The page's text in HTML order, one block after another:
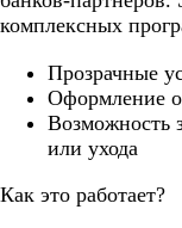
комплексных
Прозрачные
Оформление
Возможность
или ухода
Как это работает?